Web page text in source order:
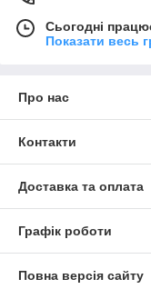
Сьогодні
Показати весь
Про нас
Контакти
Доставка та оплата
Графік роботи
Повна версія сайту